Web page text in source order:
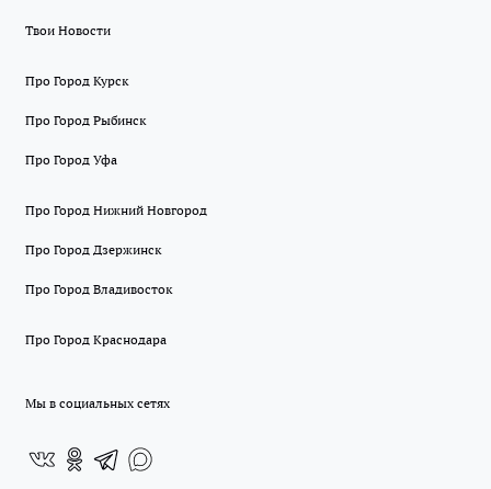
Твои Новости
Про Город Курск
Про Город Рыбинск
Про Город Уфа
Про Город Нижний Новгород
Про Город Дзержинск
Про Город Владивосток
Про Город Краснодара
Мы в социальных сетях